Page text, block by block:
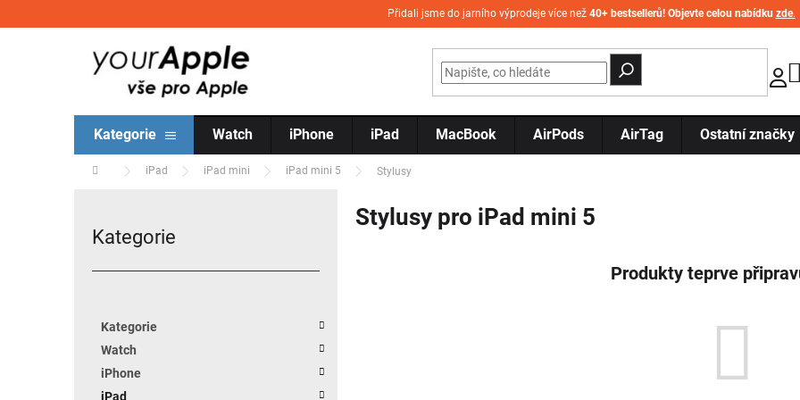
Přidali jsme do jarního výprodeje více než 40+ bestsellerů! Objevte celou nabídku zde.
Kategorie Watch iPhone iPad MacBook AirPods AirTag Ostatní značky
Domů iPad iPad mini iPad mini 5 Stylusy
Přeskočit kategorie
Kategorie
Kategorie
Watch
iPhone
iPad
Stylusy pro iPad mini 5
Produkty teprve